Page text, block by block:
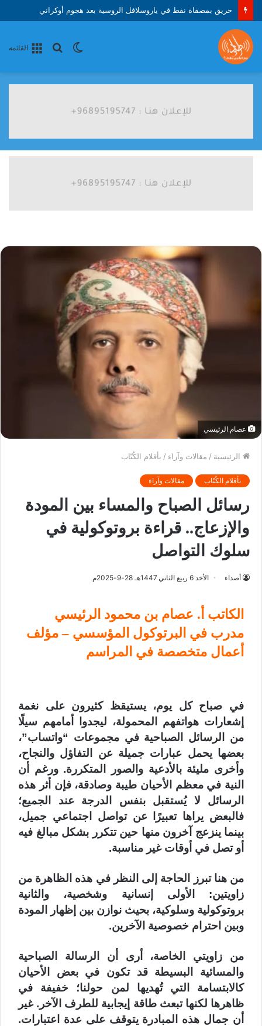
حريق بمصفاة نفط في ياروسلافل الروسية بعد هجوم أوكراني
القائمة
بحث الوضع
عصام الرئيسي
الرئيسية / مقالات وآراء / بأقلام الكُتّاب
بأقلام الكُتّاب مقالات وآراء
رسائل الصباح والمساء بين المودة
والإزعاج.. قراءة بروتوكولية في
سلوك التواصل
أصداء الأحد 6 ربيع الثاني 1447هـ 28-9-2025م
الكاتب أ. عصام بن محمود الرئيسي
مدرب في البرتوكول المؤسسي – مؤلف
أعمال متخصصة في المراسم
في صباح كل يوم، يستيقظ كثيرون على نغمة
إشعارات هواتفهم المحمولة، ليجدوا أمامهم سيلًا
من الرسائل الصباحية في مجموعات “واتساب”،
بعضها يحمل عبارات جميلة عن التفاؤل والنجاح،
وأخرى مليئة بالأدعية والصور المتكررة. ورغم أن
النية في معظم الأحيان طيبة وصادقة، فإن أثر هذه
الرسائل لا يُستقبل بنفس الدرجة عند الجميع؛
فالبعض يراها تعبيرًا عن تواصل اجتماعي جميل،
بينما ينزعج آخرون منها حين تتكرر بشكل مبالغ فيه
أو تصل في أوقات غير مناسبة.
من هنا تبرز الحاجة إلى النظر في هذه الظاهرة من
زاويتين: الأولى إنسانية وشخصية، والثانية
بروتوكولية وسلوكية، بحيث نوازن بين إظهار المودة
وبين احترام خصوصية الآخرين.
من زاويتي الخاصة، أرى أن الرسالة الصباحية
والمسائية البسيطة قد تكون في بعض الأحيان
كالابتسامة التي تُهديها لمن حولنا؛ خفيفة في
ظاهرها لكنها تبعث طاقة إيجابية للطرف الآخر. غير
أن جمال هذه المبادرة يتوقف على عدة اعتبارات.